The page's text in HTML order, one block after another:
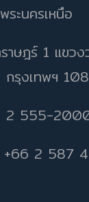
พระนครเหนือ
าษฎร์ 1 แขว
กรุงเทพฯ
2 555-
+66 2 587